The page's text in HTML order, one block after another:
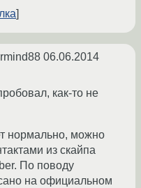
06.06.2014
как-то не
нормально, можно
из скайпа
По поводу
на официальном